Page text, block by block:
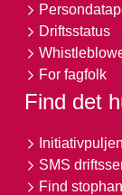
Driftsstatus
For fagfolk
Find det
Initiativpuljen
SMS
Find